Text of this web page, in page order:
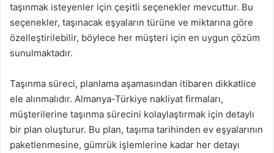
taşınmak isteyenler için çeşitli seçenekler mevcuttur. Bu
seçenekler, taşınacak eşyaların türüne ve miktarına göre
özelleştirilebilir, böylece her müşteri için en uygun çözüm
sunulmaktadır.
Taşınma süreci, planlama aşamasından itibaren dikkatlice
ele alınmalıdır. Almanya-Türkiye nakliyat firmaları,
müşterilerine taşınma sürecini kolaylaştırmak için detaylı
bir plan oluşturur. Bu plan, taşıma tarihinden ev eşyalarının
paketlenmesine, gümrük işlemlerine kadar her detayı